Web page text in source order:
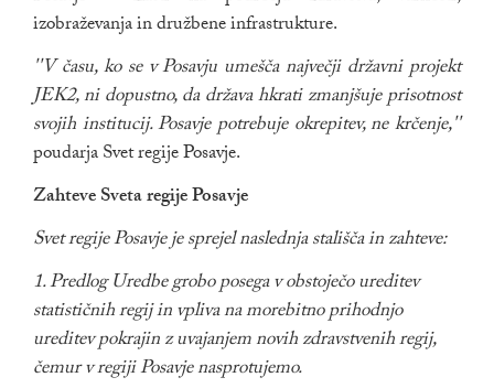
izobraževanja in družbene infrastrukture.
''V času, ko se v Posavju umešča največji državni projekt
JEK2, ni dopustno, da država hkrati zmanjšuje prisotnost
svojih institucij. Posavje potrebuje okrepitev, ne krčenje,''
poudarja Svet regije Posavje.
Zahteve Sveta regije Posavje
Svet regije Posavje je sprejel naslednja stališča in zahteve:
1. Predlog Uredbe grobo posega v obstoječo ureditev
statističnih regij in vpliva na morebitno prihodnjo
ureditev pokrajin z uvajanjem novih zdravstvenih regij,
čemur v regiji Posavje nasprotujemo.